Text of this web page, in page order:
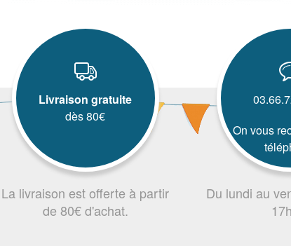
Livraison gratuite
dès 80€
La livraison est offerte à partir
de 80€ d'achat.
On vous
Du lundi au